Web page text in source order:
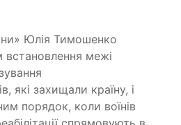
Юлія Тимошенко
межі
які захищали країну, і
порядок, коли воїнів